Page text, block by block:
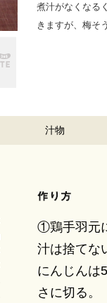
煮汁がなくなる
きますが、梅そ
汁物
①鶏手羽元
汁は捨てな
にんじんは
さに切る。